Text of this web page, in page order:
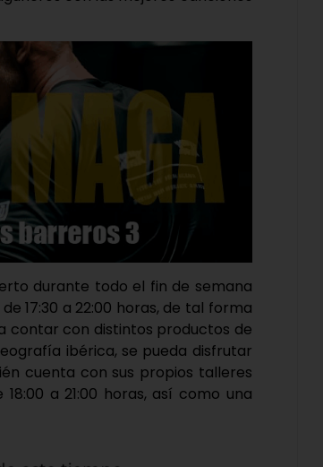
durante todo el fin de semana
17:30 a 22:00 horas, de tal forma
contar con distintos productos de
ibérica, se pueda disfrutar
cuenta con sus propios talleres
a 21:00 horas, así como una